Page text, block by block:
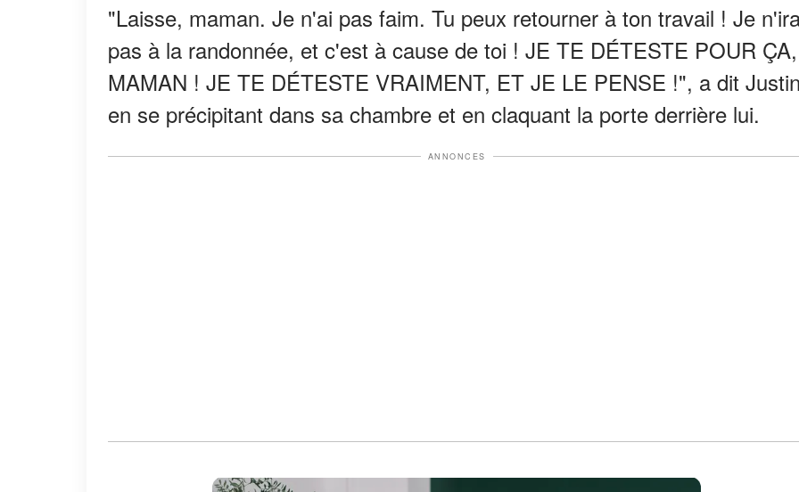
"Laisse, maman. Je n'ai pas faim. Tu peux retourner à ton travail ! Je
pas à la randonnée, et c'est à cause de toi ! JE TE DÉTESTE POUR ÇA,
MAMAN ! JE TE DÉTESTE VRAIMENT, ET JE LE PENSE !", a dit Justin
en se précipitant dans sa chambre et en claquant la porte derrière lui.
ANNONCES